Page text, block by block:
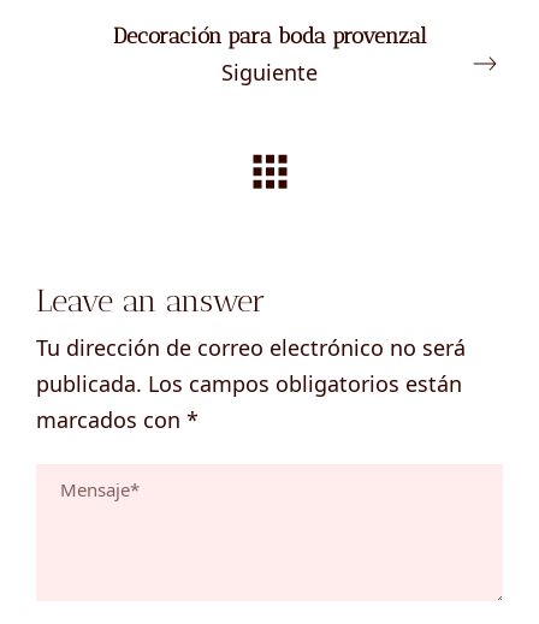
Decoración para boda provenzal
Siguiente
Leave an answer
Tu dirección de correo electrónico no será
publicada. Los campos obligatorios están
marcados con *